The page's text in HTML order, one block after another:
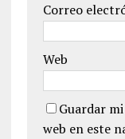
Correo
Web
Guardar
web en este